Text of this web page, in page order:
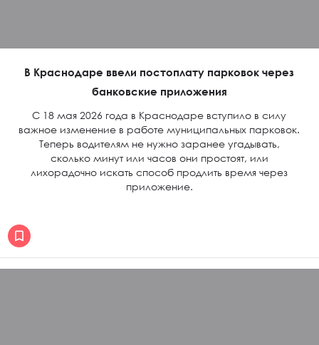
В Краснодаре ввели постоплату парковок через
банковские приложения
С 18 мая 2026 года в Краснодаре вступило в силу
важное изменение в работе муниципальных парковок.
Теперь водителям не нужно заранее угадывать,
сколько минут или часов они простоят, или
лихорадочно искать способ продлить время через
приложение.